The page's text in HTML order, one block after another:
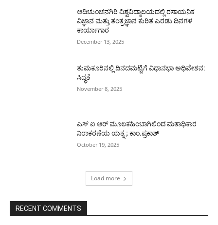
ಆದಿಚುಂಚನಗಿರಿ ವಿಶ್ವವಿದ್ಯಾಲಯದಲ್ಲಿ ರಸಾಯನಿಕ
ವಿಜ್ಞಾನ ಮತ್ತು ತಂತ್ರಜ್ಞಾನ ಕುರಿತ ಎರಡು ದಿನಗಳ
ಕಾರ್ಯಾಗಾರ
December 13, 2025
ತುಮಕೂರಿನಲ್ಲಿ ದಿನದಮಟ್ಟಿಗೆ ವಿಧಾನಭಾ ಅಧಿವೇಶನ:
ಸಿದ್ಧತೆ
November 8, 2025
ಎಸ್ ಐ ಆರ್ ಮೂಲಕಹಿಂಬಾಗಿಲಿಂದ ಮತಾಧಿಕಾರ
ನಿರಾಕರಣೆಯ ಯತ್ನ ; ಕಾಂ.ಪ್ರಕಾಶ್
October 19, 2025
Load more
RECENT COMMENTS